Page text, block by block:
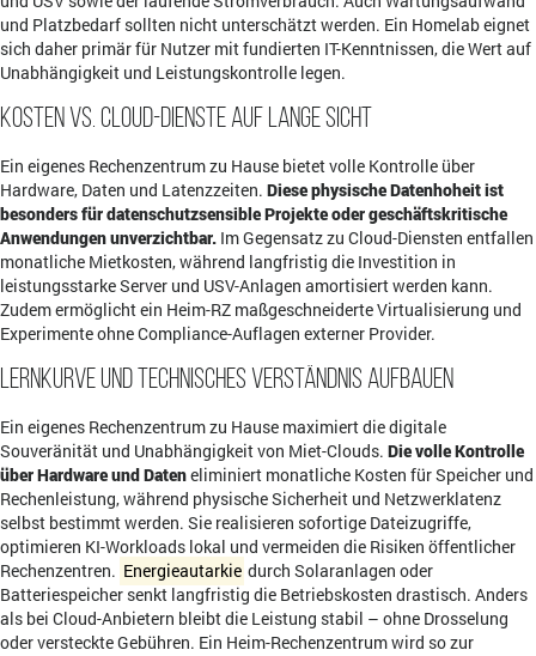
und Platzbedarf sollten nicht unterschätzt werden. Ein Homelab eignet
sich daher primär für Nutzer mit fundierten IT-Kenntnissen, die Wert auf
Unabhängigkeit und Leistungskontrolle legen.
Kosten vs. Cloud-Dienste auf lange Sicht
Ein eigenes Rechenzentrum zu Hause bietet volle Kontrolle über
Hardware, Daten und Latenzzeiten. Diese physische Datenhoheit ist
besonders für datenschutzsensible Projekte oder geschäftskritische
Anwendungen unverzichtbar. Im Gegensatz zu Cloud-Diensten entfallen
monatliche Mietkosten, während langfristig die Investition in
leistungsstarke Server und USV-Anlagen amortisiert werden kann.
Zudem ermöglicht ein Heim-RZ maßgeschneiderte Virtualisierung und
Experimente ohne Compliance-Auflagen externer Provider.
Lernkurve und technisches Verständnis aufbauen
Ein eigenes Rechenzentrum zu Hause maximiert die digitale
Souveränität und Unabhängigkeit von Miet-Clouds. Die volle Kontrolle
über Hardware und Dateneliminiert monatliche Kosten für Speicher und
Rechenleistung, während physische Sicherheit und Netzwerklatenz
selbst bestimmt werden. Sie realisieren sofortige Dateizugriffe,
optimieren KI-Workloads lokal und vermeiden die Risiken öffentlicher
Rechenzentren. Energieautarkie durch Solaranlagen oder
Batteriespeicher senkt langfristig die Betriebskosten drastisch. Anders
als bei Cloud-Anbietern bleibt die Leistung stabil – ohne Drosselung
oder versteckte Gebühren. Ein Heim-Rechenzentrum wird so zur